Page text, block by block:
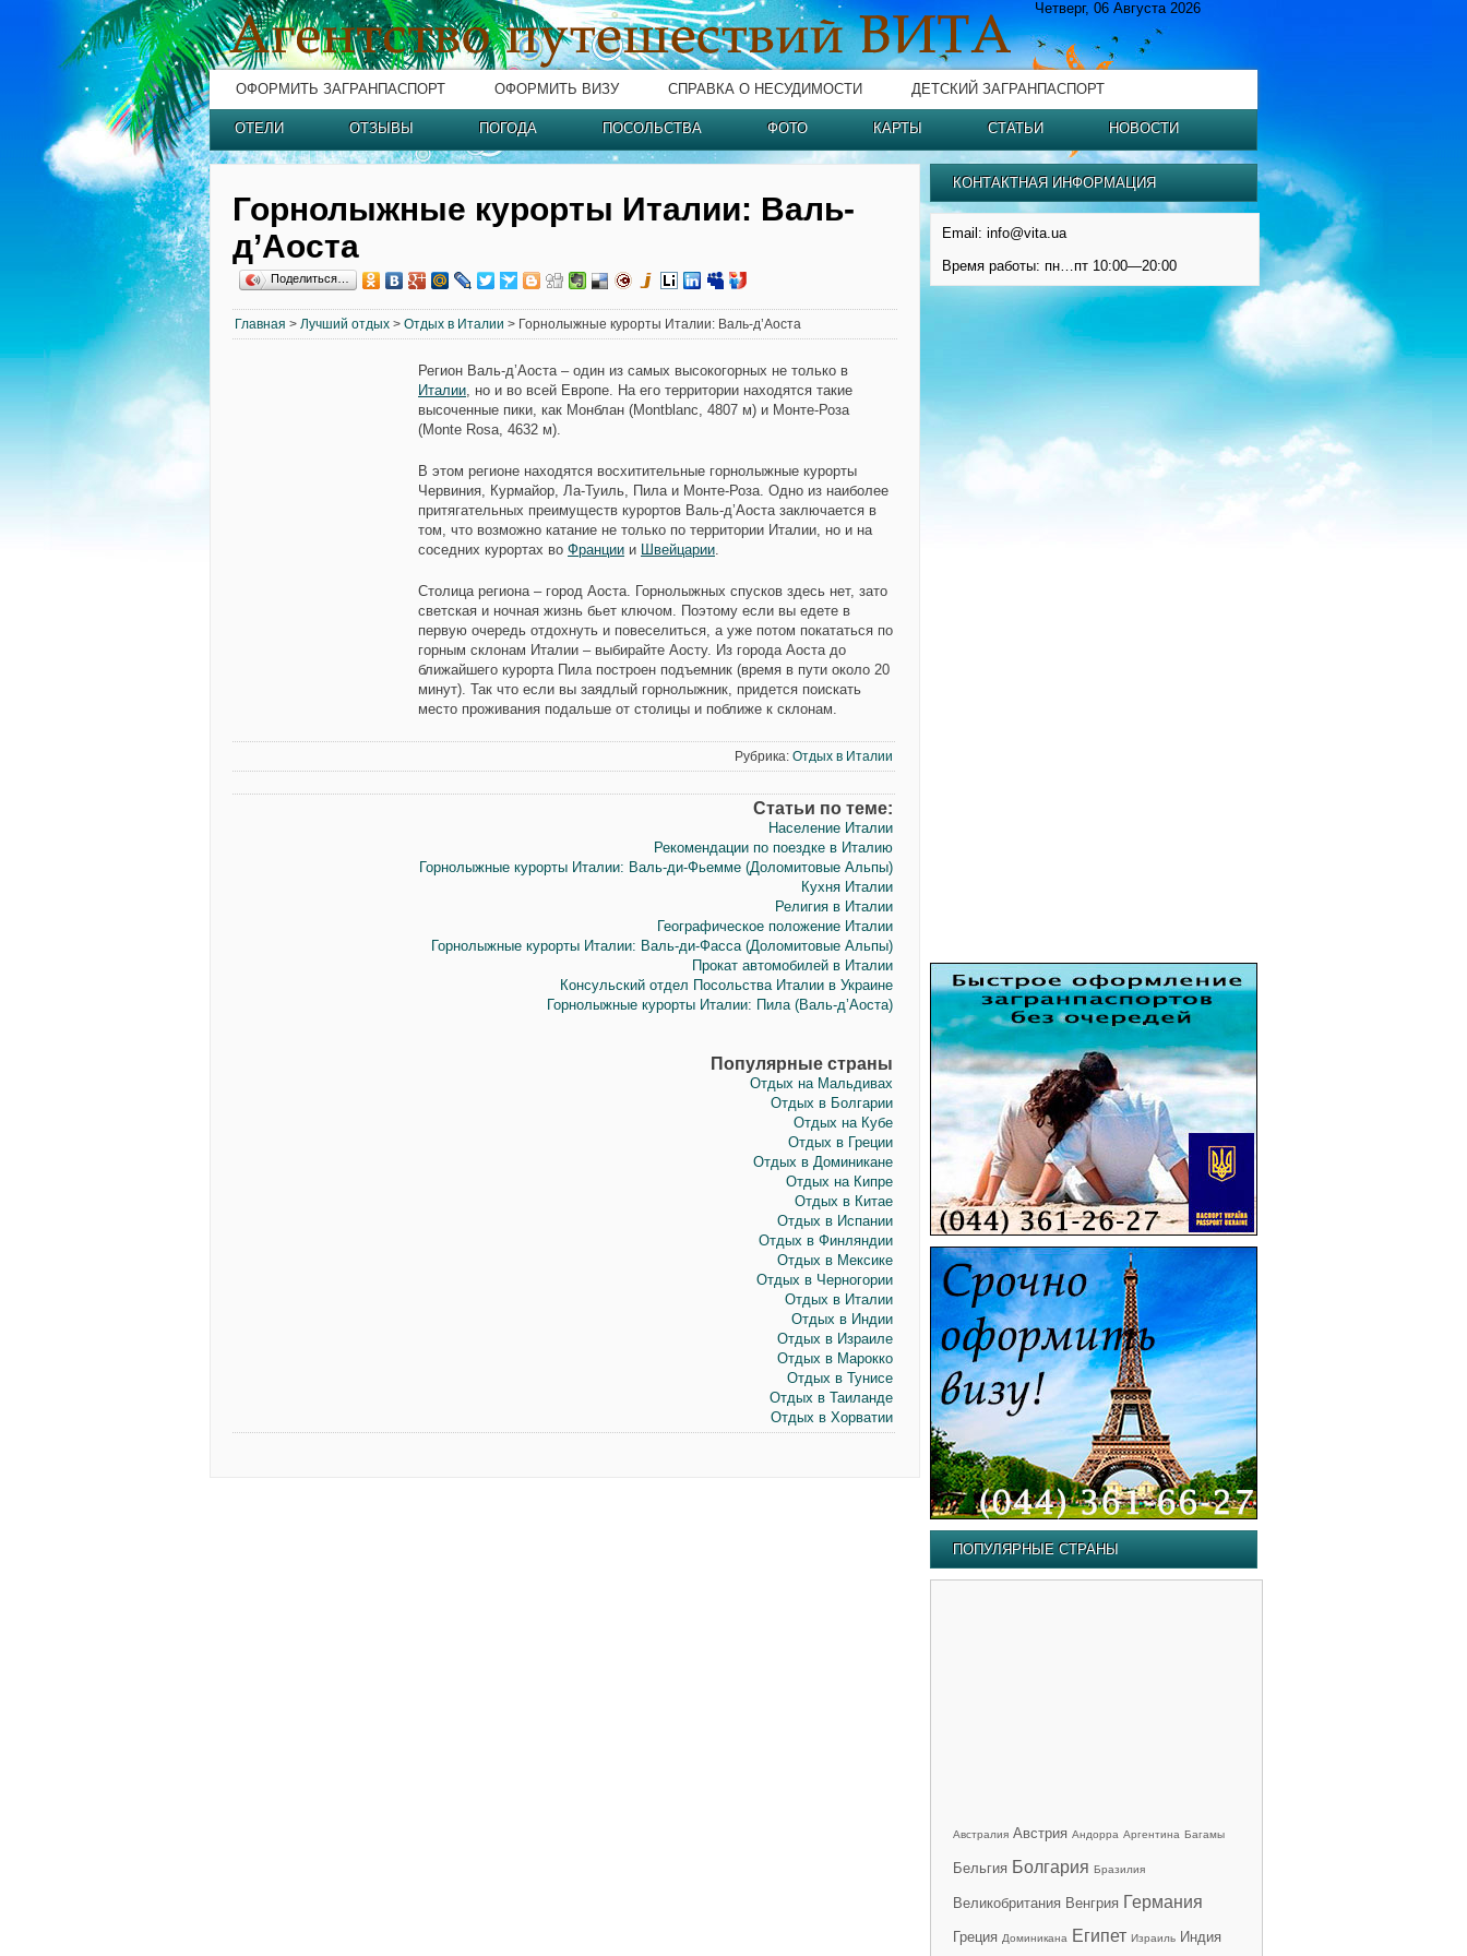
Четверг, 06 Августа 2026
ОФОРМИТЬ ЗАГРАНПАСПОРТ ОФОРМИТЬ ВИЗУ СПРАВКА О НЕСУДИМОСТИ ДЕТСКИЙ ЗАГРАНПАСПОРТ
ОТЕЛИ ОТЗЫВЫ ПОГОДА ПОСОЛЬСТВА ФОТО КАРТЫ СТАТЬИ НОВОСТИ
Горнолыжные курорты Италии: Валь-
д’Аоста
Поделиться…
Главная > Лучший отдых > Отдых в Италии > Горнолыжные курорты Италии: Валь-д’Аоста
Регион Валь-д’Аоста – один из самых высокогорных не только в
Италии, но и во всей Европе. На его территории находятся такие
высоченные пики, как Монблан (Montblanc, 4807 м) и Монте-Роза
(Monte Rosa, 4632 м).
В этом регионе находятся восхитительные горнолыжные курорты
Червиния, Курмайор, Ла-Туиль, Пила и Монте-Роза. Одно из наиболее
притягательных преимуществ курортов Валь-д’Аоста заключается в
том, что возможно катание не только по территории Италии, но и на
соседних курортах во Франции и Швейцарии.
Столица региона – город Аоста. Горнолыжных спусков здесь нет, зато
светская и ночная жизнь бьет ключом. Поэтому если вы едете в
первую очередь отдохнуть и повеселиться, а уже потом покататься по
горным склонам Италии – выбирайте Аосту. Из города Аоста до
ближайшего курорта Пила построен подъемник (время в пути около 20
минут). Так что если вы заядлый горнолыжник, придется поискать
место проживания подальше от столицы и поближе к склонам.
Рубрика: Отдых в Италии
Статьи по теме:
Население Италии
Рекомендации по поездке в Италию
Горнолыжные курорты Италии: Валь-ди-Фьемме (Доломитовые Альпы)
Кухня Италии
Религия в Италии
Географическое положение Италии
Горнолыжные курорты Италии: Валь-ди-Фасса (Доломитовые Альпы)
Прокат автомобилей в Италии
Консульский отдел Посольства Италии в Украине
Горнолыжные курорты Италии: Пила (Валь-д’Аоста)
Популярные страны
Отдых на Мальдивах
Отдых в Болгарии
Отдых на Кубе
Отдых в Греции
Отдых в Доминикане
Отдых на Кипре
Отдых в Китае
Отдых в Испании
Отдых в Финляндии
Отдых в Мексике
Отдых в Черногории
Отдых в Италии
Отдых в Индии
Отдых в Израиле
Отдых в Марокко
Отдых в Тунисе
Отдых в Таиланде
Отдых в Хорватии
КОНТАКТНАЯ ИНФОРМАЦИЯ
Email: info@vita.ua
Время работы: пн…пт 10:00—20:00
ПОПУЛЯРНЫЕ СТРАНЫ
Австралия Австрия Андорра Аргентина Багамы
Бельгия Болгария Бразилия
Великобритания Венгрия Германия
Греция Доминикана Египет Израиль Индия